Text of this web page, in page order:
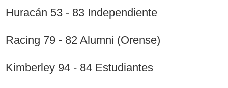
Huracán 53 - 83 Independiente
Racing 79 - 82 Alumni (Orense)
Kimberley 94 - 84 Estudiantes